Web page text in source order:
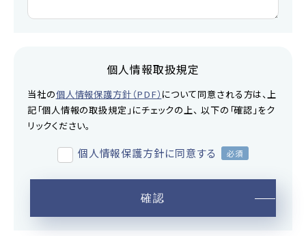
個人情報取扱規定
当社の個人情報保護方針（PDF） について同意される方は、上
記「個人情報の取扱規定」にチェックの上、 以下の「確認」をク
リックください。
個人情報保護方針に同意する
確認